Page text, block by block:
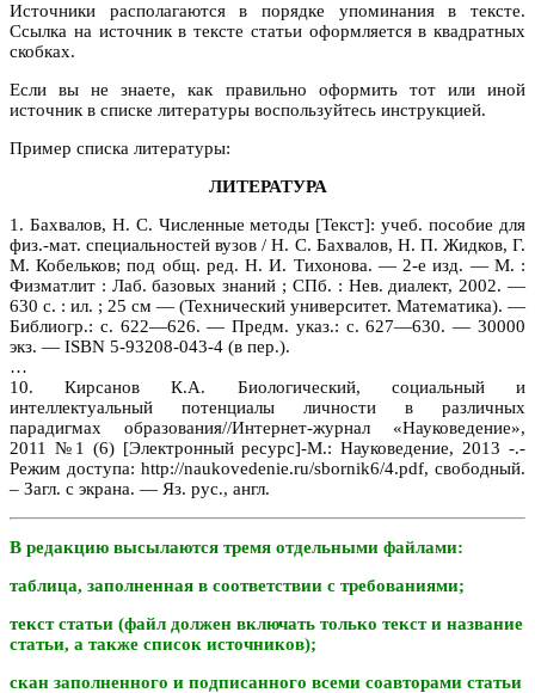
Источники располагаются в порядке упоминания в тексте.
Ссылка на источник в тексте статьи оформляется в квадратных
скобках.
Если вы не знаете, как правильно оформить тот или иной
источник в списке литературы воспользуйтесь инструкцией.
Пример списка литературы:
ЛИТЕРАТУРА
1. Бахвалов, Н. С. Численные методы [Текст]: учеб. пособие для
физ.-мат. специальностей вузов / Н. С. Бахвалов, Н. П. Жидков, Г.
М. Кобельков; под общ. ред. Н. И. Тихонова. — 2-е изд. — М. :
Физматлит : Лаб. базовых знаний ; СПб. : Нев. диалект, 2002. —
630 с. : ил. ; 25 см — (Технический университет. Математика). —
Библиогр.: с. 622—626. — Предм. указ.: с. 627—630. — 30000
экз. — ISBN 5-93208-043-4 (в пер.).
…
10. Кирсанов К.А. Биологический, социальный и
интеллектуальный потенциалы личности в различных
парадигмах образования//Интернет-журнал «Науковедение»,
2011 №1 (6) [Электронный ресурс]-М.: Науковедение, 2013 -.-
Режим доступа: http://naukovedenie.ru/sbornik6/4.pdf, свободный.
– Загл. с экрана. — Яз. рус., англ.
В редакцию высылаются тремя отдельными файлами:
таблица, заполненная в соответствии с требованиями;
текст статьи (файл должен включать только текст и название
статьи, а также список источников);
скан заполненного и подписанного всеми соавторами статьи